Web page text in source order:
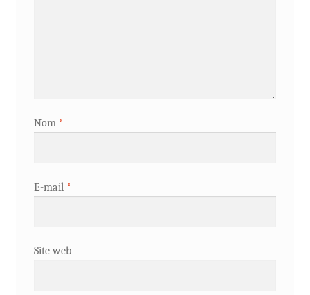
Nom *
E-mail *
Site web